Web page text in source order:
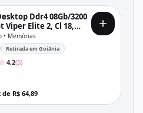
Ddr4 08Gb/3200
Viper Elite 2, Cl 18,
Vermelha e
• Memórias
Retirada em Goiânia
4,2(5)
de R$ 64,89